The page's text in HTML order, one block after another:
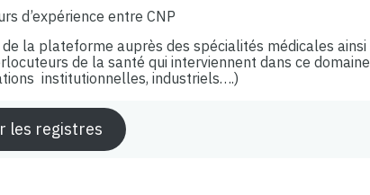
d’expérience entre CNP
la plateforme auprès des spécialités médicales ainsi
de la santé qui interviennent dans ce domaine
institutionnelles, industriels….)
les registres